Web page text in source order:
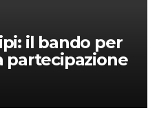
il bando per
partecipazione
Grant